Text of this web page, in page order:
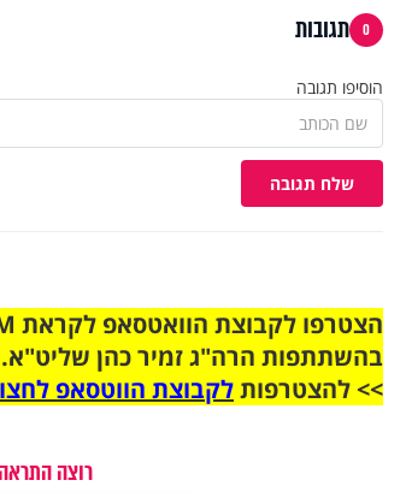
0 תגובות
הוסיפו תגובה
שלח תגובה
בהשתתפות הרה"ג זמיר כהן
>> להצטרפותלקבוצת הווטסאפ
רוצה